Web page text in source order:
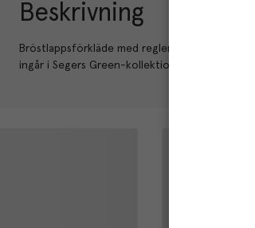
Beskrivning
Bröstlappsförkläde med reglerbart nackband
ingår i Segers Green-kollektion.